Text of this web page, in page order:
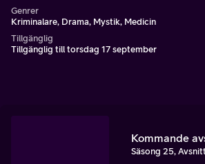
Genrer
Kriminalare, Drama, Mystik, Medicin
Tillgänglig
Tillgänglig till torsdag 17 september
Kommande
Säsong 25,